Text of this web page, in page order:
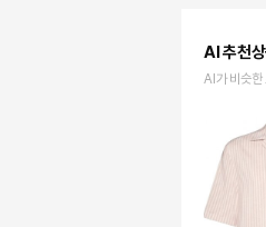
AI 추천
AI가 비슷한